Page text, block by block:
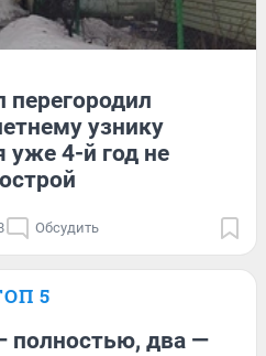
перегородил
узнику
уже 4-й год не
Обсудить
5
полностью, два —